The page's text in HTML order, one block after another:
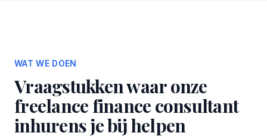
WAT WE DOEN
Vraagstukken waar onze
freelance finance consultant
inhurens je bij helpen